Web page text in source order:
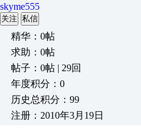
skyme555
关注 私信
精华：0帖
求助：0帖
帖子：0帖 | 29回
年度积分：0
历史总积分：99
注册：2010年3月19日